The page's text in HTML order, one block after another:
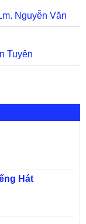
Nguyễn Văn
Tuyên
Hát